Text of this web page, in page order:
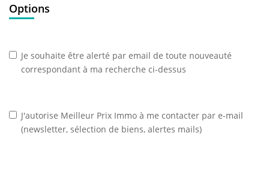
Options
Je souhaite être alerté par email de toute nouveauté
correspondant à ma recherche ci-dessus
J'autorise Meilleur Prix Immo à me contacter par e-mail
(newsletter, sélection de biens, alertes mails)